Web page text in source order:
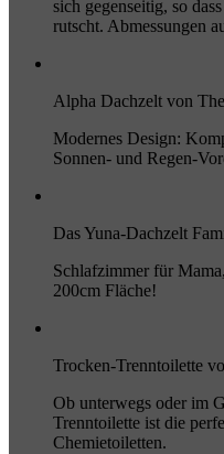
sich gegenseitig, so
rutscht. Abmessungen
Alpha Dachzelt von
Modernes Design:
Sonnen- und Regen-
Das Yuna-Dachzelt
Schlafzimmer für
200cm Fläche!
Trocken-Trenntoilette
Ob unterwegs oder im
Trenntoilette ist die
Chemietoiletten.